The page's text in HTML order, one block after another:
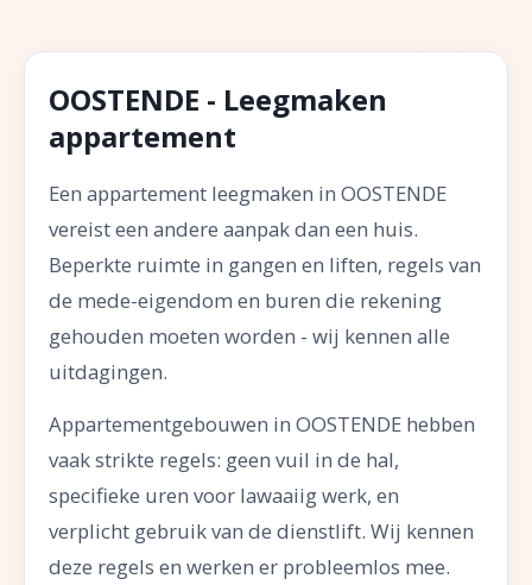
OOSTENDE - Leegmaken
appartement
Een appartement leegmaken in OOSTENDE
vereist een andere aanpak dan een huis.
Beperkte ruimte in gangen en liften, regels van
de mede-eigendom en buren die rekening
gehouden moeten worden - wij kennen alle
uitdagingen.
Appartementgebouwen in OOSTENDE hebben
vaak strikte regels: geen vuil in de hal,
specifieke uren voor lawaaiig werk, en
verplicht gebruik van de dienstlift. Wij kennen
deze regels en werken er probleemlos mee.